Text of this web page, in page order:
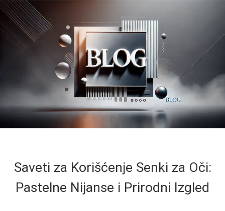
Saveti za Korišćenje Senki za Oči:
Pastelne Nijanse i Prirodni Izgled